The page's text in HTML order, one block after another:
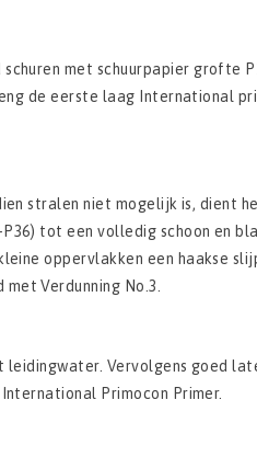
met schuurpapier grofte
de eerste laag International
stralen niet mogelijk is, dient
tot een volledig schoon en
oppervlakken een haakse
Verdunning No.3.
Vervolgens goed
Primocon Primer.